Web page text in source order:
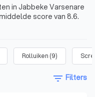
in Jabbeke Varsenare
score van 8.6.
Rolluiken (9)
filter_list Filters